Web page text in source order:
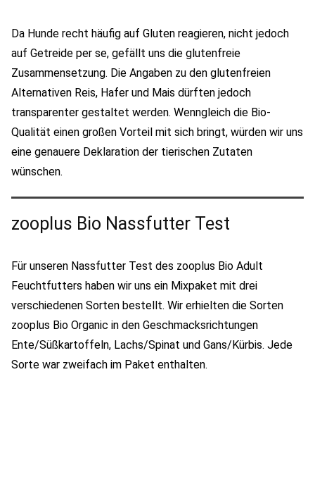
Da Hunde recht häufig auf Gluten reagieren, nicht jedoch
auf Getreide per se, gefällt uns die glutenfreie
Zusammensetzung. Die Angaben zu den glutenfreien
Alternativen Reis, Hafer und Mais dürften jedoch
transparenter gestaltet werden. Wenngleich die Bio-
Qualität einen großen Vorteil mit sich bringt, würden wir uns
eine genauere Deklaration der tierischen Zutaten
wünschen.
zooplus Bio Nassfutter Test
Für unseren Nassfutter Test des zooplus Bio Adult
Feuchtfutters haben wir uns ein Mixpaket mit drei
verschiedenen Sorten bestellt. Wir erhielten die Sorten
zooplus Bio Organic in den Geschmacksrichtungen
Ente/Süßkartoffeln, Lachs/Spinat und Gans/Kürbis. Jede
Sorte war zweifach im Paket enthalten.